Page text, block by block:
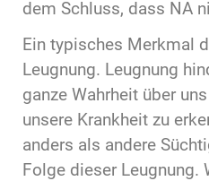
dem Schluss, dass NA
Ein typisches Merkmal
Leugnung. Leugnung
ganze Wahrheit über
unsere Krankheit zu
anders als andere
Folge dieser Leugnung.